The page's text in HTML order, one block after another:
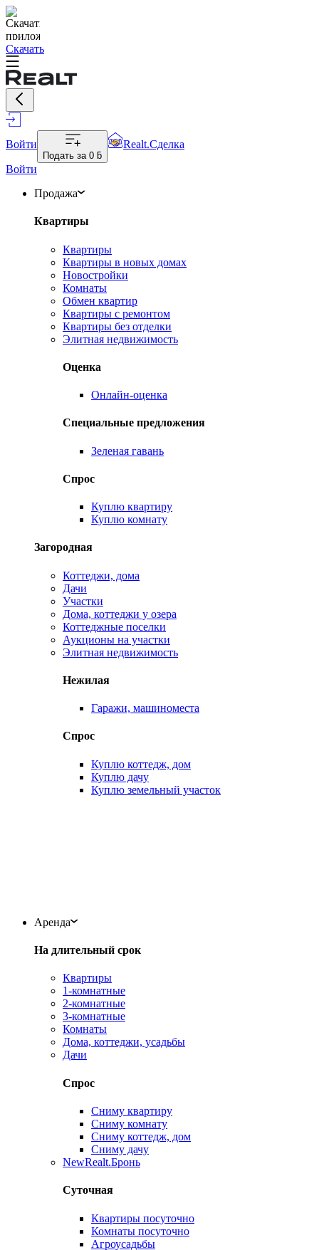
Скачать
Войти
Подать за 0 ƃ
Realt.Сделка
Войти
Продажа
Квартиры
Квартиры
Квартиры в новых домах
Новостройки
Комнаты
Обмен квартир
Квартиры с ремонтом
Квартиры без отделки
Элитная недвижимость
Оценка
Онлайн-оценка
Специальные предложения
Зеленая гавань
Спрос
Куплю квартиру
Куплю комнату
Загородная
Коттеджи, дома
Дачи
Участки
Дома, коттеджи у озера
Коттеджные поселки
Аукционы на участки
Элитная недвижимость
Нежилая
Гаражи, машиноместа
Спрос
Куплю коттедж, дом
Куплю дачу
Куплю земельный участок
Аренда
На длительный срок
Квартиры
1-комнатные
2-комнатные
3-комнатные
Комнаты
Дома, коттеджи, усадьбы
Дачи
Спрос
Сниму квартиру
Сниму комнату
Сниму коттедж, дом
Сниму дачу
NewRealt.Бронь
Суточная
Квартиры посуточно
Комнаты посуточно
Агроусадьбы